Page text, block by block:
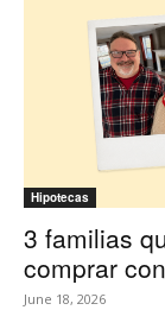
Hipotecas
3 familias
comprar
June 18, 2026